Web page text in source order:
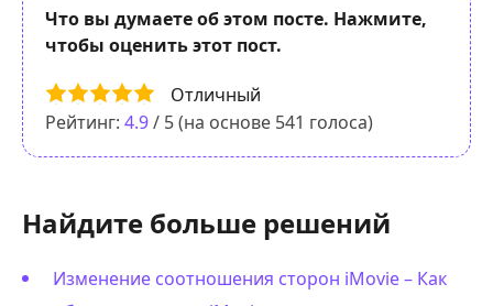
Что вы думаете об этом посте. Нажмите,
чтобы оценить этот пост.
Отличный
Рейтинг: 4.9/ 5 (на основе 541 голоса)
Найдите больше решений
Изменение соотношения сторон iMovie – Как